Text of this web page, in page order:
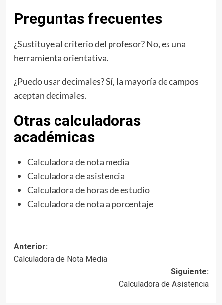
Preguntas frecuentes
¿Sustituye al criterio del profesor? No, es una
herramienta orientativa.
¿Puedo usar decimales? Sí, la mayoría de campos
aceptan decimales.
Otras calculadoras
académicas
Calculadora de nota media
Calculadora de asistencia
Calculadora de horas de estudio
Calculadora de nota a porcentaje
Navegación
de
Anterior:
Calculadora de Nota Media
Siguiente:
Calculadora de Asistencia